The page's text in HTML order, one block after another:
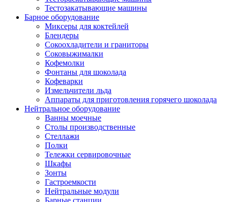
Тестозакатывающие машины
Барное оборудование
Миксеры для коктейлей
Блендеры
Сокоохладители и граниторы
Соковыжималки
Кофемолки
Фонтаны для шоколада
Кофеварки
Измельчители льда
Аппараты для приготовления горячего шоколада
Нейтральное оборудование
Ванны моечные
Столы производственные
Стеллажи
Полки
Тележки сервировочные
Шкафы
Зонты
Гастроемкости
Нейтральные модули
Барные станции